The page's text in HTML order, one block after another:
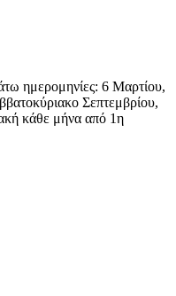
ημερομηνίες: 6 Μαρτίου,
Σεπτεμβρίου,
κάθε μήνα από 1η